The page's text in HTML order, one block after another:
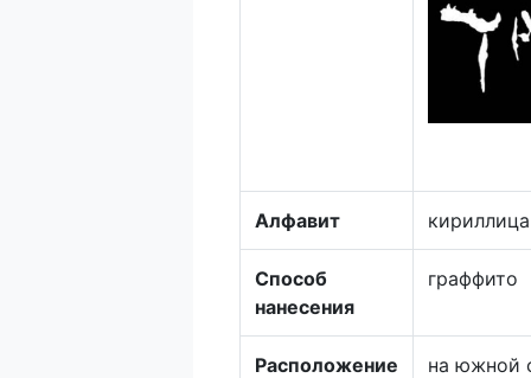
Алфавит кириллица
Способ
нанесения
граффито
Расположение
на южной